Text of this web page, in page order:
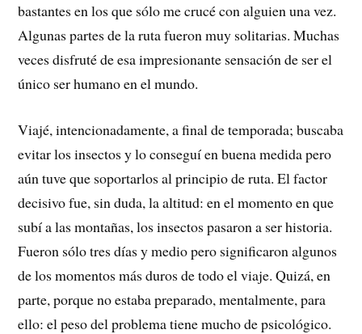
bastantes en los que sólo me crucé con alguien una vez.
Algunas partes de la ruta fueron muy solitarias. Muchas
veces disfruté de esa impresionante sensación de ser el
único ser humano en el mundo.
Viajé, intencionadamente, a final de temporada; buscaba
evitar los insectos y lo conseguí en buena medida pero
aún tuve que soportarlos al principio de ruta. El factor
decisivo fue, sin duda, la altitud: en el momento en que
subí a las montañas, los insectos pasaron a ser historia.
Fueron sólo tres días y medio pero significaron algunos
de los momentos más duros de todo el viaje. Quizá, en
parte, porque no estaba preparado, mentalmente, para
ello: el peso del problema tiene mucho de psicológico.